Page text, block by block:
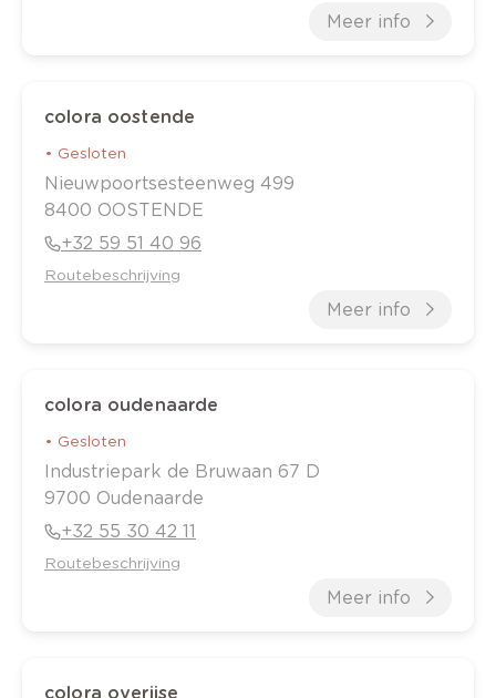
Meer info
colora oostende
• Gesloten
Nieuwpoortsesteenweg 499
8400 OOSTENDE
+32 59 51 40 96
Routebeschrijving
Meer info
colora oudenaarde
• Gesloten
Industriepark de Bruwaan 67 D
9700 Oudenaarde
+32 55 30 42 11
Routebeschrijving
Meer info
colora overijse